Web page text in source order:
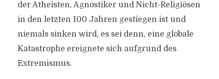
der Atheisten, Agnostiker und Nicht-Religiösen
in den letzten 100 Jahren gestiegen ist und
niemals sinken wird, es sei denn, eine globale
Katastrophe ereignete sich aufgrund des
Extremismus.